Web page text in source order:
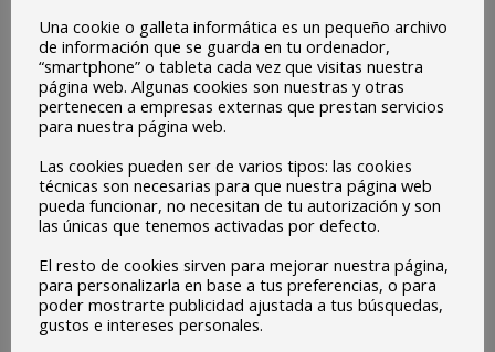
Una cookie o galleta informática es un pequeño archivo
de información que se guarda en tu ordenador,
“smartphone” o tableta cada vez que visitas nuestra
página web. Algunas cookies son nuestras y otras
pertenecen a empresas externas que prestan servicios
para nuestra página web.
Las cookies pueden ser de varios tipos: las cookies
técnicas son necesarias para que nuestra página web
pueda funcionar, no necesitan de tu autorización y son
las únicas que tenemos activadas por defecto.
El resto de cookies sirven para mejorar nuestra página,
para personalizarla en base a tus preferencias, o para
poder mostrarte publicidad ajustada a tus búsquedas,
gustos e intereses personales.